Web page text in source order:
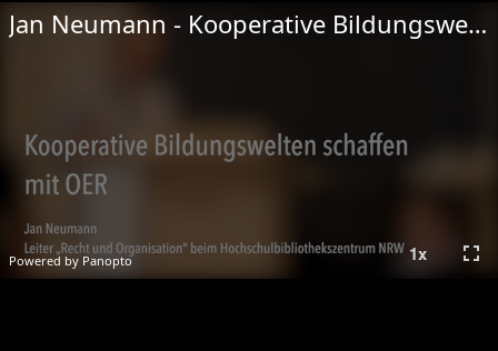
Powered by Panopto
Jan Neumann - Kooperative Bildungswelten schaffen mit OER
1x fullscreen